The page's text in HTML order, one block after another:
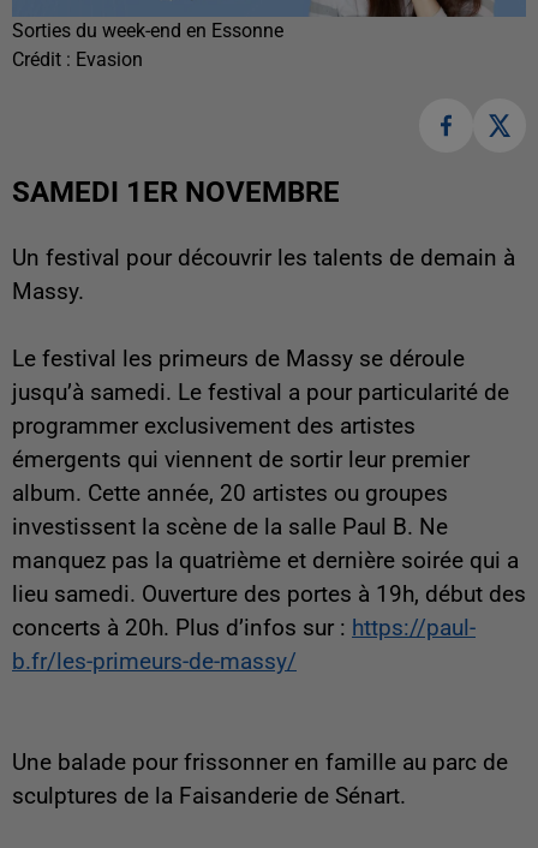
Sorties du week-end en Essonne
Crédit : Evasion
SAMEDI 1ER NOVEMBRE
Un festival pour découvrir les talents de demain à
Massy.
Le festival les primeurs de Massy se déroule
jusqu’à samedi. Le festival a pour particularité de
programmer exclusivement des artistes
émergents qui viennent de sortir leur premier
album. Cette année, 20 artistes ou groupes
investissent la scène de la salle Paul B. Ne
manquez pas la quatrième et dernière soirée qui a
lieu samedi. Ouverture des portes à 19h, début des
concerts à 20h. Plus d’infos sur : https://paul-
b.fr/les-primeurs-de-massy/
Une balade pour frissonner en famille au parc de
sculptures de la Faisanderie de Sénart.